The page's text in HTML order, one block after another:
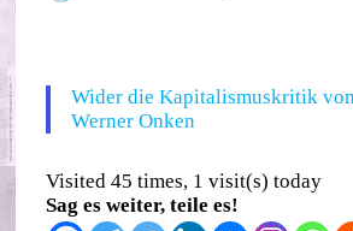
Wider die Kapitalismuskritik
Werner Onken
Visited 45 times, 1 visit(s) today
Sag es weiter, teile es!